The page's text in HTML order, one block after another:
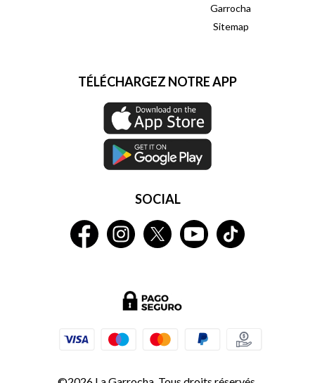
Garrocha
Sitemap
TÉLÉCHARGEZ NOTRE APP
SOCIAL